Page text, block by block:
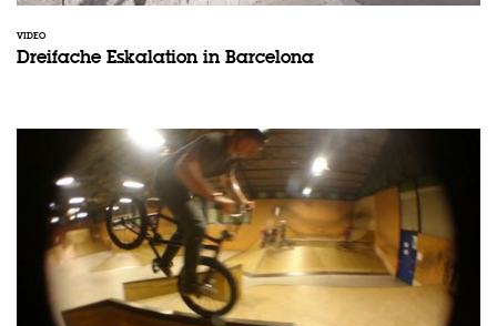
VIDEO
Dreifache Eskalation in Barcelona